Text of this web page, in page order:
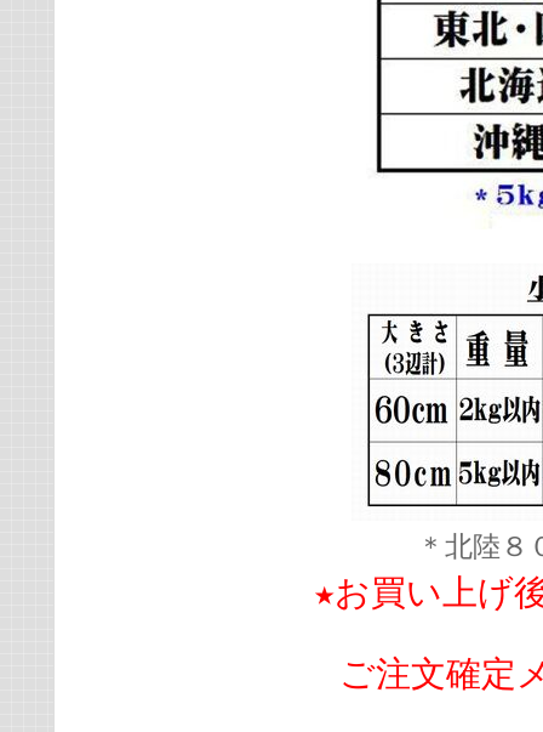
＊北陸
★お買い上げ
ご注文確定